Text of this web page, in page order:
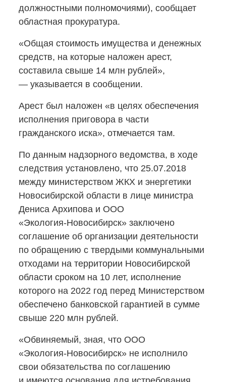
должностными полномочиями), сообщает
областная прокуратура.
«Общая стоимость имущества и денежных
средств, на которые наложен арест,
составила свыше 14 млн рублей»,
— указывается в сообщении.
Арест был наложен «в целях обеспечения
исполнения приговора в части
гражданского иска», отмечается там.
По данным надзорного ведомства, в ходе
следствия установлено, что 25.07.2018
между министерством ЖКХ и энергетики
Новосибирской области в лице министра
Дениса Архипова и ООО
«Экология-Новосибирск» заключено
соглашение об организации деятельности
по обращению с твердыми коммунальными
отходами на территории Новосибирской
области сроком на 10 лет, исполнение
которого на 2022 год перед Министерством
обеспечено банковской гарантией в сумме
свыше 220 млн рублей.
«Обвиняемый, зная, что ООО
«Экология-Новосибирск» не исполнило
свои обязательства по соглашению